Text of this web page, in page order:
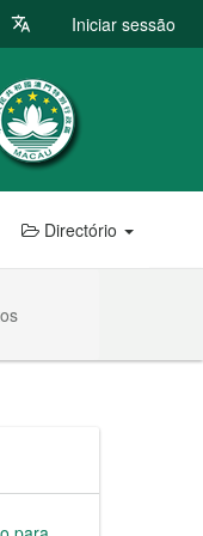
Iniciar sessão
Directório